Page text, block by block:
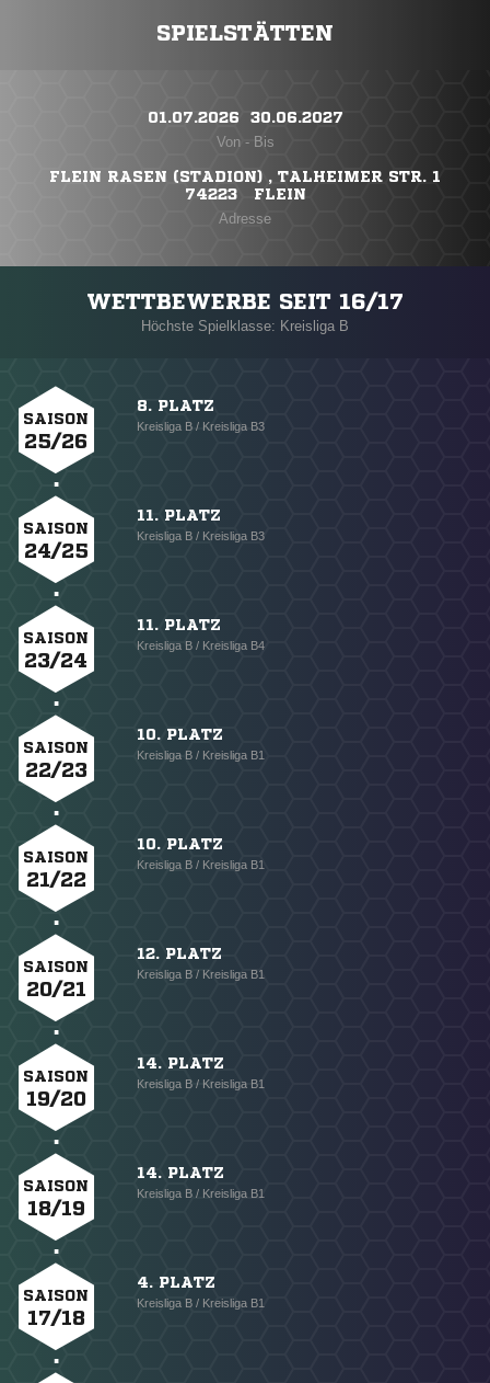
SPIELSTÄTTEN
01.07.2026 ​ 30.06.2027
Von - Bis
FLEIN RASEN (STADION) , TALHEIMER STR. 1
74223 FLEIN
Adresse
WETTBEWERBE SEIT 16/17
Höchste Spielklasse: Kreisliga B
SAISON
25/26
8. PLATZ
Kreisliga B / Kreisliga B3
SAISON
24/25
11. PLATZ
Kreisliga B / Kreisliga B3
SAISON
23/24
11. PLATZ
Kreisliga B / Kreisliga B4
SAISON
22/23
10. PLATZ
Kreisliga B / Kreisliga B1
SAISON
21/22
10. PLATZ
Kreisliga B / Kreisliga B1
SAISON
20/21
12. PLATZ
Kreisliga B / Kreisliga B1
SAISON
19/20
14. PLATZ
Kreisliga B / Kreisliga B1
SAISON
18/19
14. PLATZ
Kreisliga B / Kreisliga B1
SAISON
17/18
4. PLATZ
Kreisliga B / Kreisliga B1